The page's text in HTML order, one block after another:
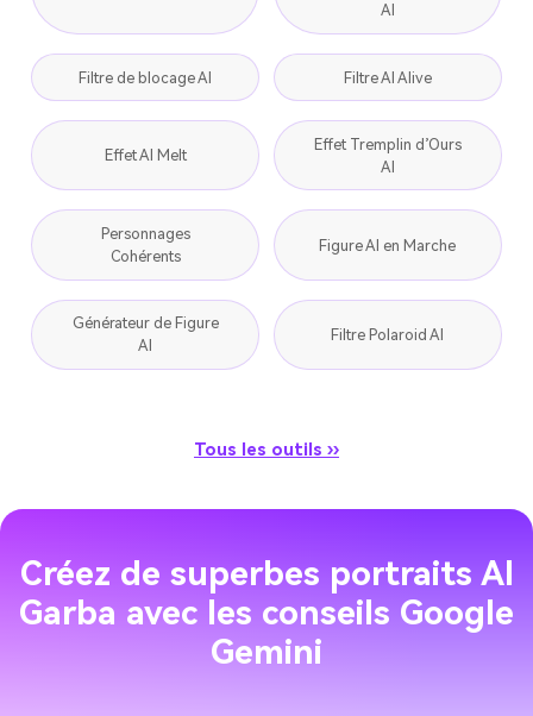
AI
Filtre de blocage AI Filtre AI Alive
Effet AI Melt
Effet Tremplin d’Ours
AI
Personnages
Cohérents
Figure AI en Marche
Générateur de Figure
AI
Filtre Polaroid AI
Tous les outils ››
Créez de superbes portraits AI
Garba avec les conseils Google
Gemini